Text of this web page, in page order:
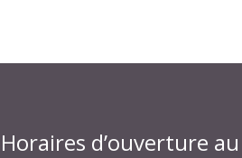
Horaires d’ouverture au